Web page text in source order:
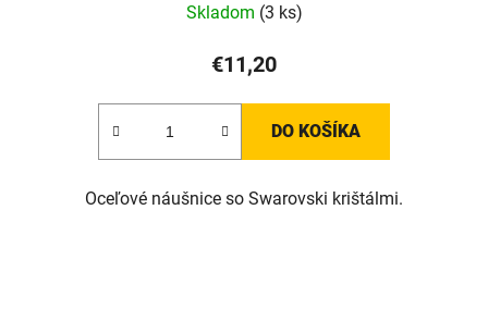
Skladom (3 ks)
€11,20
DO KOŠÍKA
Oceľové náušnice so Swarovski krištálmi.